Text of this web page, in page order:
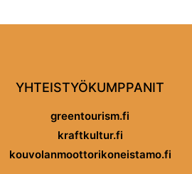
YHTEISTYÖKUMPPANIT
greentourism.fi
kraftkultur.fi
kouvolanmoottorikoneistamo.fi